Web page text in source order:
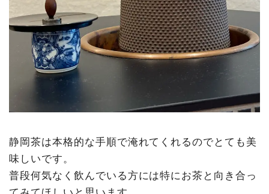
静岡茶は本格的な手順で淹れてくれるのでとても美
味しいです。
普段何気なく飲んでいる方には特にお茶と向き合っ